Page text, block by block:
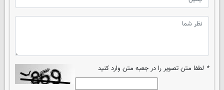
* لطفا متن تصویر را در جعبه متن وارد کنید